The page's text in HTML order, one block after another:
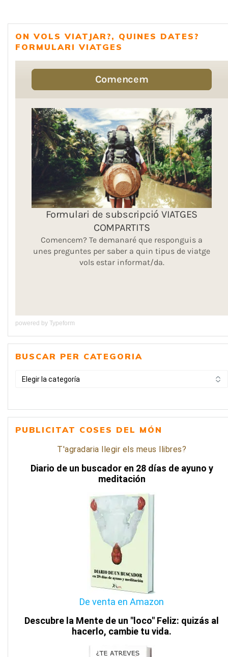
ON VOLS VIATJAR?, QUINES DATES?
FORMULARI VIATGES
powered by Typeform
BUSCAR PER CATEGORIA
BUSCAR
PUBLICITAT COSES DEL MÓN
T'agradaria llegir els meus llibres?
Diario de un buscador en 28 días de ayuno y
meditación
De venta en Amazon
Descubre la Mente de un "loco" Feliz: quizás al
hacerlo, cambie tu vida.